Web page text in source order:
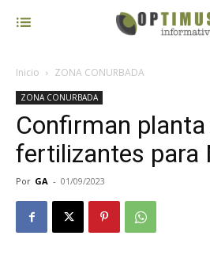
Inicio ZONA CONURBADA
ZONA CONURBADA
Confirman planta
fertilizantes para
Por GA - 01/09/2023